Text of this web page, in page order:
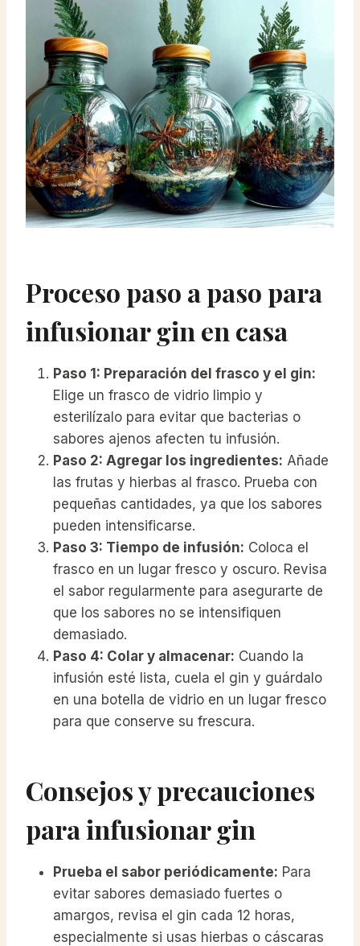
Proceso paso a paso para
infusionar gin en casa
Paso 1: Preparación del frasco y el gin:
Elige un frasco de vidrio limpio y
esterilízalo para evitar que bacterias o
sabores ajenos afecten tu infusión.
Paso 2: Agregar los ingredientes: Añade
las frutas y hierbas al frasco. Prueba con
pequeñas cantidades, ya que los sabores
pueden intensificarse.
Paso 3: Tiempo de infusión: Coloca el
frasco en un lugar fresco y oscuro. Revisa
el sabor regularmente para asegurarte de
que los sabores no se intensifiquen
demasiado.
Paso 4: Colar y almacenar: Cuando la
infusión esté lista, cuela el gin y guárdalo
en una botella de vidrio en un lugar fresco
para que conserve su frescura.
Consejos y precauciones
para infusionar gin
Prueba el sabor periódicamente: Para
evitar sabores demasiado fuertes o
amargos, revisa el gin cada 12 horas,
especialmente si usas hierbas o cáscaras